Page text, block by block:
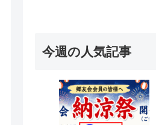
今週の人気記事